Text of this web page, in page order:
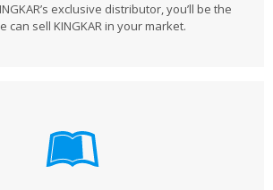
exclusive distributor, you’ll be the
can sell KINGKAR in your market.